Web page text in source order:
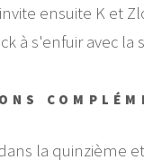
ensuite K et
à s'enfuir avec la
la quinzième